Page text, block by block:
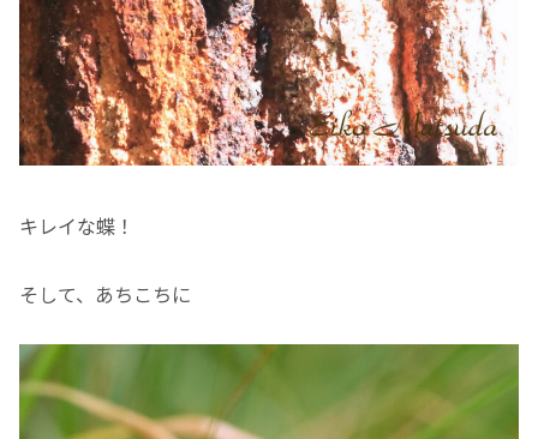
キレイな蝶！
そして、あちこちに